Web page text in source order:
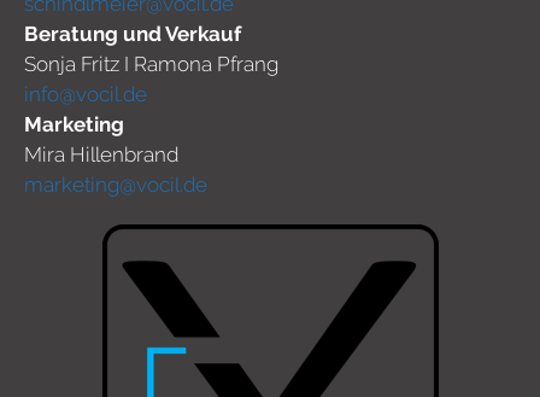
Beratung und Verkauf
Sonja Fritz I Ramona Pfrang
info@vocil.de
Marketing
Mira Hillenbrand
marketing@vocil.de